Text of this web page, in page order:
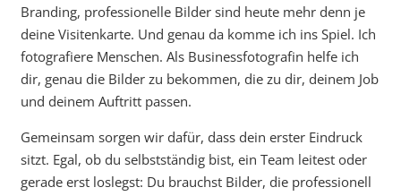
Branding, professionelle Bilder sind heute mehr denn je
deine Visitenkarte. Und genau da komme ich ins Spiel. Ich
fotografiere Menschen. Als Businessfotografin helfe ich
dir, genau die Bilder zu bekommen, die zu dir, deinem Job
und deinem Auftritt passen.
Gemeinsam sorgen wir dafür, dass dein erster Eindruck
sitzt. Egal, ob du selbstständig bist, ein Team leitest oder
gerade erst loslegst: Du brauchst Bilder, die professionell